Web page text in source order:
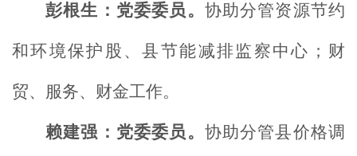
彭根生：党委委员。 协助分管资源节约
和环境保护股、县节能减排监察中心；财
贸、服务、财金工作。
赖建强：党委委员。 协助分管县价格调